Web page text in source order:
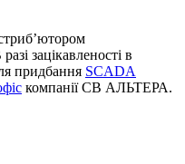
зацікавленості в
придбання SCADA
компанії СВ АЛЬТЕРА.